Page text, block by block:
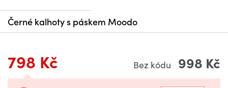
Černé kalhoty s páskem Moodo
798 Kč Bez kódu 998 Kč